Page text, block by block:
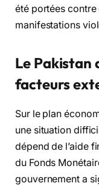
été portées contre
manifestations
Le Pakistan
facteurs
Sur le plan
une situation
dépend de l’aide
du Fonds
gouvernement a